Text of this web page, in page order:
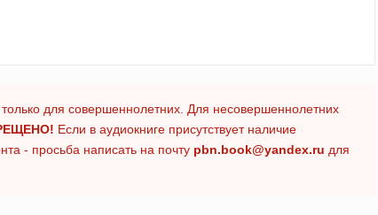
для совершеннолетних. Для несовершеннолетних
Если в аудиокниге присутствует наличие
- просьба написать на почту pbn.book@yandex.ru для